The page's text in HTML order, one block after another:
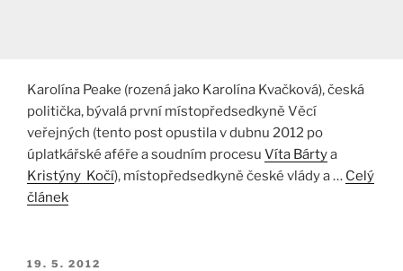
Karolína Peake (rozená jako Karolína Kvačková), česká
politička, bývalá první místopředsedkyně Věcí
veřejných (tento post opustila v dubnu 2012 po
úplatkářské aféře a soudním procesu Víta Bártya
Kristýny Kočí), místopředsedkyně české vlády a … Celý
článek
PUBLIKOVÁNO
19. 5. 2012